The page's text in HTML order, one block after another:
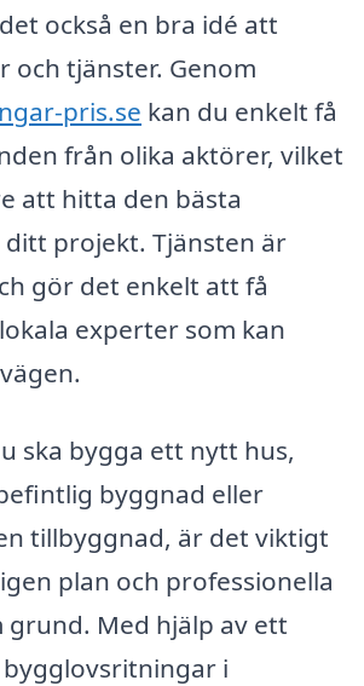
också en bra idé att
och tjänster. Genom
pris.se kan du enkelt få
från olika aktörer, vilket
att hitta den bästa
projekt. Tjänsten är
gör det enkelt att få
experter som kan
ska bygga ett nytt hus,
byggnad eller
tillbyggnad, är det viktigt
plan och professionella
Med hjälp av ett
i